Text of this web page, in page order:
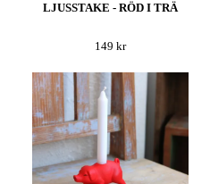
LJUSSTAKE - RÖD I TRÄ
149 kr